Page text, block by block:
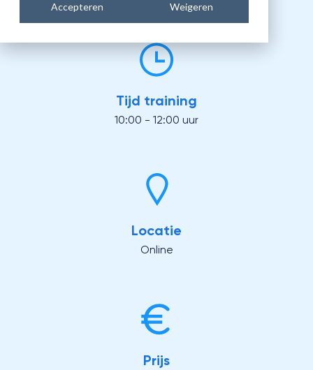
Accepteren Weigeren
Tijd training
10:00 - 12:00 uur
Locatie
Online
Prijs